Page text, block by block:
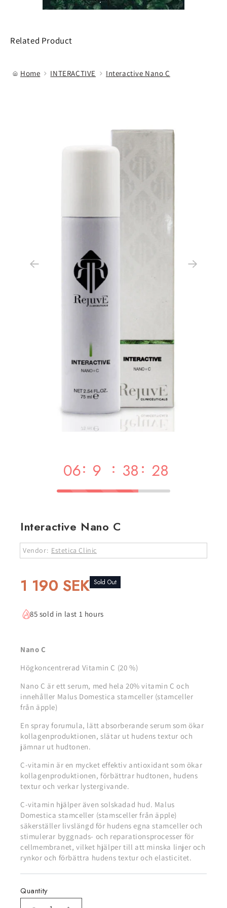
Related Product
Home INTERACTIVE Interactive Nano C
06: 9 : 38 : 28
Interactive Nano C
Vendor: Estetica Clinic
1 190 SEK Sold Out
85 sold in last 1 hours
Nano C
Högkoncentrerad Vitamin C (20 %)
Nano C är ett serum, med hela 20% vitamin C och
innehåller Malus Domestica stamceller (stamceller
från äpple)
En spray forumula, lätt absorberande serum som ökar
kollagenproduktionen, slätar ut hudens textur och
jämnar ut hudtonen.
C-vitamin är en mycket effektiv antioxidant som ökar
kollagenproduktionen, förbättrar hudtonen, hudens
textur och verkar lystergivande.
C-vitamin hjälper även solskadad hud. Malus
Domestica stamceller (stamsceller från äpple)
säkerställer livslängd för hudens egna stamceller och
stimulerar byggnads- och reparationsprocesser för
cellmembranet, vilket hjälper till att minska linjer och
rynkor och förbättra hudens textur och elasticitet.
Quantity